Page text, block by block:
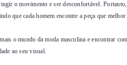
o movimento e ser desconfortável.
que cada homem encontre a peça que
o mundo da moda masculina e encontrar
ao seu visual.